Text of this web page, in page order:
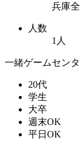
兵庫
人数
1人
一緒ゲームセン
20代
学生
大卒
週末OK
平日OK